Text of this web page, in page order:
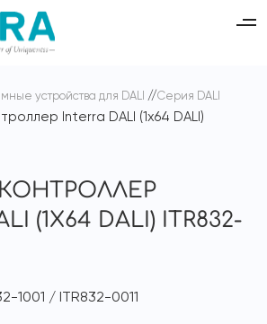
устройства для DALI
Серия DALI
Interra DALI (1x64 DALI)
(1X64 DALI) ITR832-
1001 / ITR832-0011